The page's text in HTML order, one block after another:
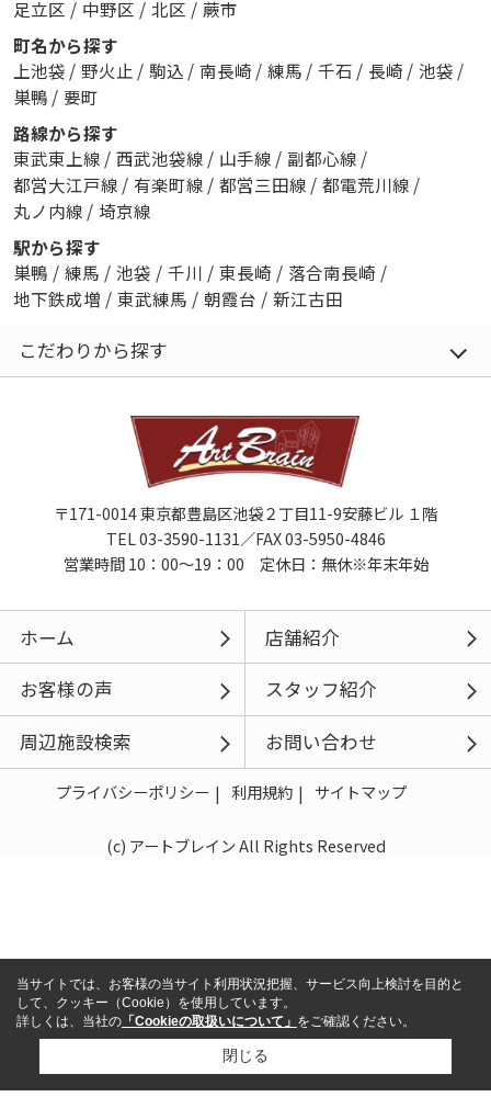
足立区 / 中野区 / 北区 / 蕨市
町名から探す
上池袋 / 野火止 / 駒込 / 南長崎 / 練馬 / 千石 / 長崎 / 池袋 /
巣鴨 / 要町
路線から探す
東武東上線 / 西武池袋線 / 山手線 / 副都心線 /
都営大江戸線 / 有楽町線 / 都営三田線 / 都電荒川線 /
丸ノ内線 / 埼京線
駅から探す
巣鴨 / 練馬 / 池袋 / 千川 / 東長崎 / 落合南長崎 /
地下鉄成増 / 東武練馬 / 朝霞台 / 新江古田
こだわりから探す
〒171-0014 東京都豊島区池袋２丁目11-9安藤ビル １階
TEL 03-3590-1131／FAX 03-5950-4846
営業時間 10：00～19：00 定休日：無休※年末年始
ホーム
店舗紹介
お客様の声
スタッフ紹介
周辺施設検索
お問い合わせ
プライバシーポリシー 利用規約 サイトマップ
(c) アートブレイン All Rights Reserved
当サイトでは、お客様の当サイト利用状況把握、サービス向上検討を目的と
して、クッキー（Cookie）を使用しています。
詳しくは、当社の 「Cookieの取扱いについて」 をご確認ください。
閉じる